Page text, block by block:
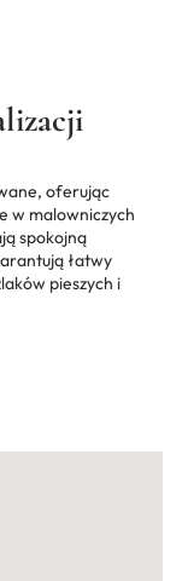
oferując
w malowniczych
spokojną
łatwy
pieszych i